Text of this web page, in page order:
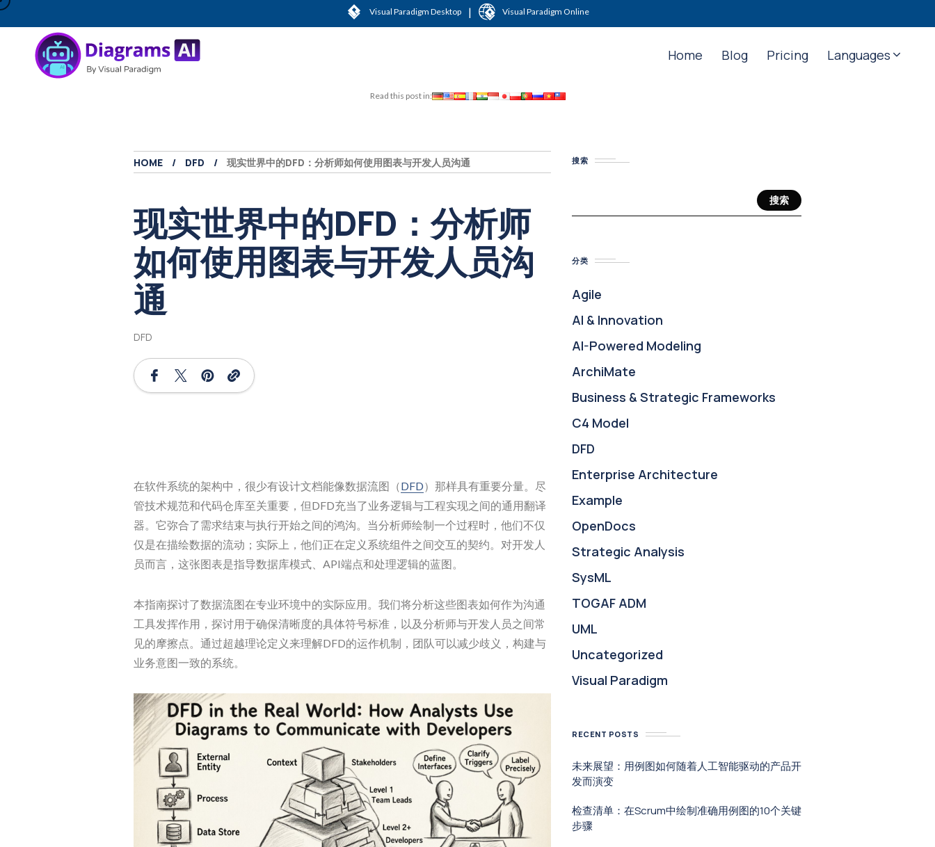
Visual Paradigm Desktop | Visual Paradigm Online
Home Blog Pricing Languages
Read this post in:
HOME DFD 现实世界中的DFD：分析师如何使用图表与开发人员沟通
现实世界中的DFD：分析师
如何使用图表与开发人员沟
通
DFD
在软件系统的架构中，很少有设计文档能像数据流图（DFD）那样具有重要分量。尽
管技术规范和代码仓库至关重要，但DFD充当了业务逻辑与工程实现之间的通用翻译
器。它弥合了需求结束与执行开始之间的鸿沟。当分析师绘制一个过程时，他们不仅
仅是在描绘数据的流动；实际上，他们正在定义系统组件之间交互的契约。对开发人
员而言，这张图表是指导数据库模式、API端点和处理逻辑的蓝图。
本指南探讨了数据流图在专业环境中的实际应用。我们将分析这些图表如何作为沟通
工具发挥作用，探讨用于确保清晰度的具体符号标准，以及分析师与开发人员之间常
见的摩擦点。通过超越理论定义来理解DFD的运作机制，团队可以减少歧义，构建与
业务意图一致的系统。
搜索
搜索
分类
Agile
AI & Innovation
AI-Powered Modeling
ArchiMate
Business & Strategic Frameworks
C4 Model
DFD
Enterprise Architecture
Example
OpenDocs
Strategic Analysis
SysML
TOGAF ADM
UML
Uncategorized
Visual Paradigm
RECENT POSTS
未来展望：用例图如何随着人工智能驱动的产品开
发而演变
检查清单：在Scrum中绘制准确用例图的10个关键
步骤